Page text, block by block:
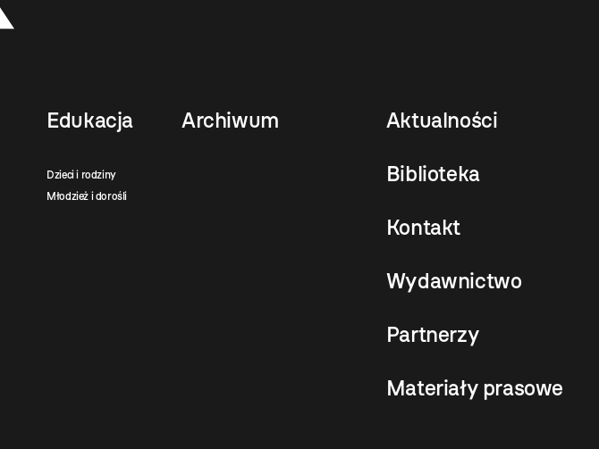
Edukacja
Dzieci i rodziny
Młodzież i dorośli
Archiwum Aktualności
Biblioteka
Kontakt
Wydawnictwo
Partnerzy
Materiały prasowe